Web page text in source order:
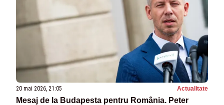
20 mai 2026, 21:05 Actualitate
Mesaj de la Budapesta pentru România. Peter